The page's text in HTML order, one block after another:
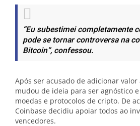
“Eu subestimei completamente
pode se tornar controversa na
Bitcoin”, confessou.
Após ser acusado de adicionar
mudou de ideia para ser agnóstico
moedas e protocolos de cripto. De
Coinbase decidiu apoiar todos ao
vencedores.